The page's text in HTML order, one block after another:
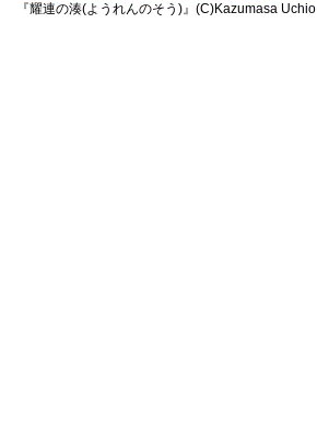
『耀連の湊(ようれんのそう)』(C)Kazumasa Uchio